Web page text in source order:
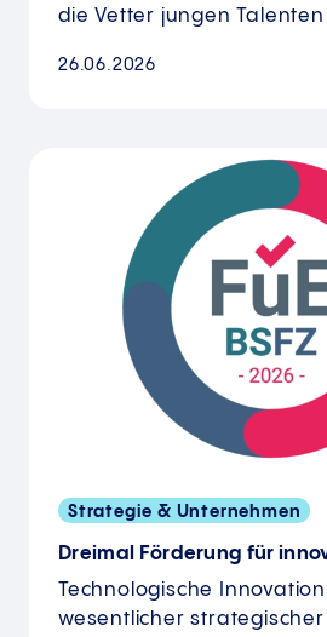
die Vetter jungen
26.06.2026
Strategie & Unternehmen
Dreimal Förderung für
Technologische
wesentlicher strategischer